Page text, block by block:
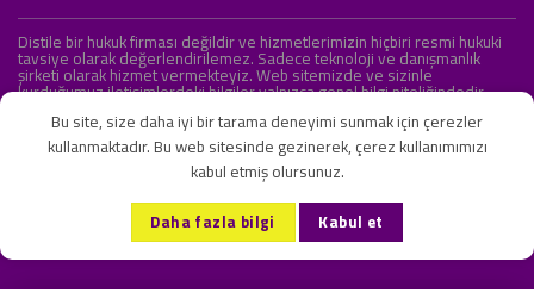
Distile bir hukuk firması değildir ve hizmetlerimizin hiçbiri resmi hukuki
tavsiye olarak değerlendirilemez. Sadece teknoloji ve danışmanlık
şirketi olarak hizmet vermekteyiz. Web sitemizde ve sizinle
kurduğumuz iletişimlerdeki bilgiler yalnızca genel bilgi niteliğindedir.
KVKK ve Gizlilik Sözleşmesi S.S.S. İletişim
Copyright 2026 ©Onlipr Teknoloji ve Ticaret A.Ş.
Bu site, size daha iyi bir tarama deneyimi sunmak için çerezler
kullanmaktadır. Bu web sitesinde gezinerek, çerez kullanımımızı
kabul etmiş olursunuz.
Daha fazla bilgi Kabul et